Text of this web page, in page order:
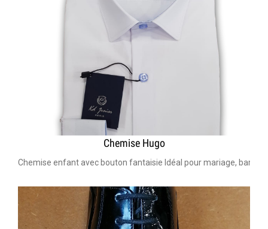
Chemise Hugo
Chemise enfant avec bouton fantaisie Idéal pour mariage, bar